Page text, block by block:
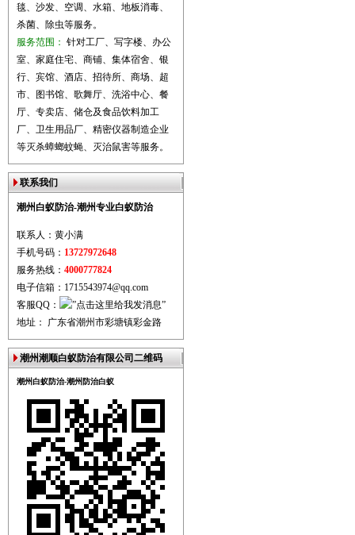
毯、沙发、空调、水箱、地板消毒、
杀菌、除虫等服务。
服务范围： 针对工厂、写字楼、办公
室、家庭住宅、商铺、集体宿舍、银
行、宾馆、酒店、招待所、商场、超
市、图书馆、歌舞厅、洗浴中心、餐
厅、专卖店、储仓及食品饮料加工
厂、卫生用品厂、精密仪器制造企业
等灭杀蟑螂蚊蝇、灭治鼠害等服务。
联系我们
潮州白蚁防治-潮州专业白蚁防治
联系人：黄小满
手机号码： 13727972648
服务热线： 4000777824
电子信箱：1715543974@qq.com
客服QQ：
地址： 广东省潮州市彩塘镇彩金路
潮州潮顺白蚁防治有限公司二维码
潮州白蚁防治-潮州防治白蚁